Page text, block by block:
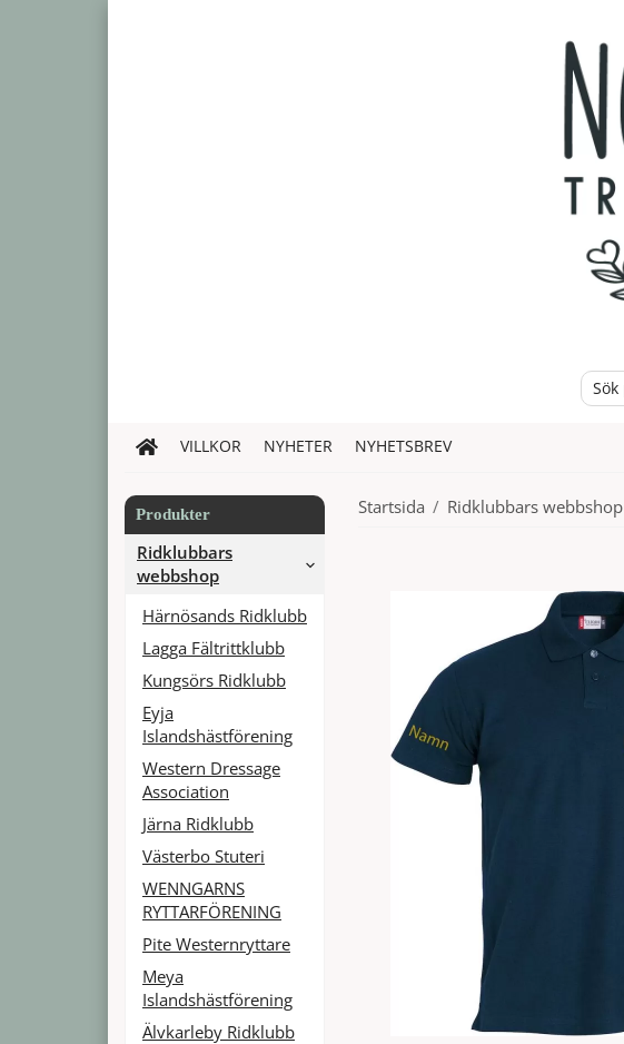
VILLKOR NYHETER NYHETSBREV
Produkter
Ridklubbars
webbshop
Härnösands Ridklubb
Lagga Fältrittklubb
Kungsörs Ridklubb
Eyja
Islandshästförening
Western Dressage
Association
Järna Ridklubb
Västerbo Stuteri
WENNGARNS
RYTTARFÖRENING
Pite Westernryttare
Meya
Islandshästförening
Älvkarleby Ridklubb
Startsida / Ridklubbars webbshop